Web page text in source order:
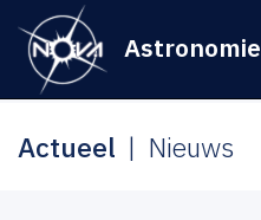
Astronomie
Actueel Nieuws